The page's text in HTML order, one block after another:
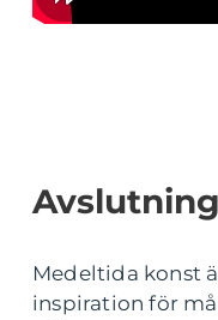
Medeltida konst
inspiration för